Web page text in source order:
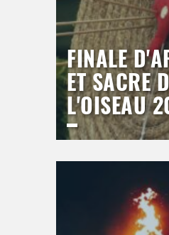
FINALE
ET SACRE
L'OISEAU
Samedi19
Hors saison